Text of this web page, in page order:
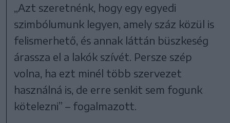
„Azt szeretnénk, hogy egy egyedi
szimbólumunk legyen, amely száz közül is
felismerhető, és annak láttán büszkeség
árassza el a lakók szívét. Persze szép
volna, ha ezt minél több szervezet
használná is, de erre senkit sem fogunk
kötelezni” – fogalmazott.